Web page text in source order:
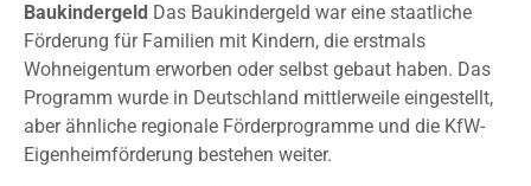
Baukindergeld Das Baukindergeld war eine staatliche
Förderung für Familien mit Kindern, die erstmals
Wohneigentum erworben oder selbst gebaut haben. Das
Programm wurde in Deutschland mittlerweile eingestellt,
aber ähnliche regionale Förderprogramme und die KfW-
Eigenheimförderung bestehen weiter.